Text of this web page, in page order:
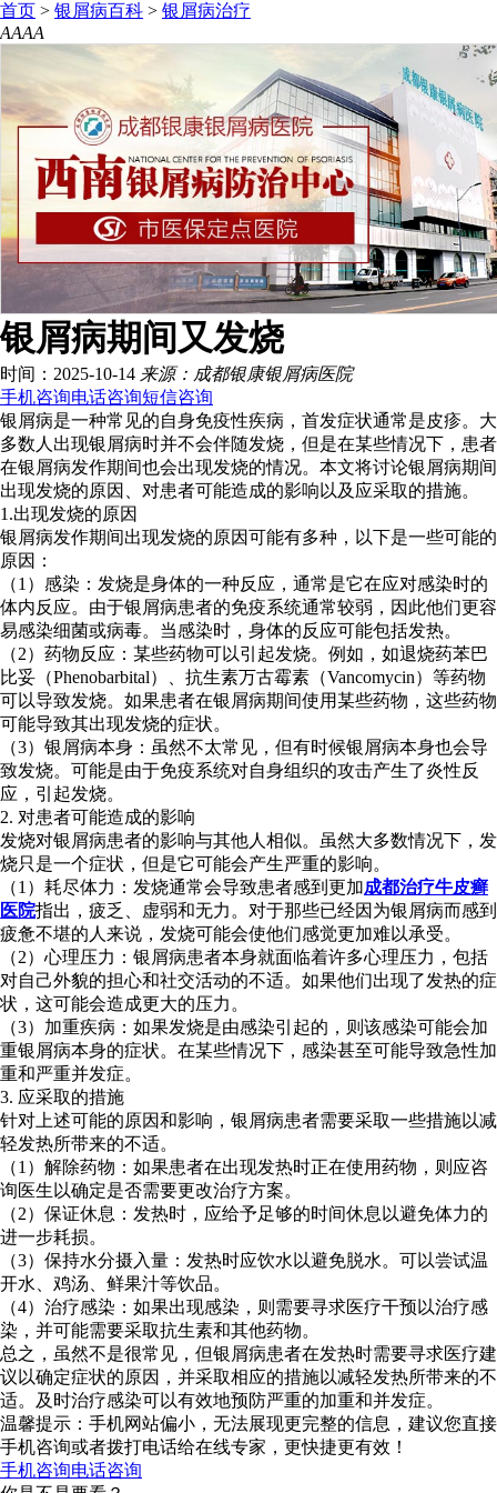
首页 > 银屑病百科 > 银屑病治疗
AAAA
银屑病期间又发烧
时间：2025-10-14 来源：成都银康银屑病医院
手机咨询电话咨询短信咨询
银屑病是一种常见的自身免疫性疾病，首发症状通常是皮疹。大
多数人出现银屑病时并不会伴随发烧，但是在某些情况下，患者
在银屑病发作期间也会出现发烧的情况。本文将讨论银屑病期间
出现发烧的原因、对患者可能造成的影响以及应采取的措施。
1.出现发烧的原因
银屑病发作期间出现发烧的原因可能有多种，以下是一些可能的
原因：
（1）感染：发烧是身体的一种反应，通常是它在应对感染时的
体内反应。由于银屑病患者的免疫系统通常较弱，因此他们更容
易感染细菌或病毒。当感染时，身体的反应可能包括发热。
（2）药物反应：某些药物可以引起发烧。例如，如退烧药苯巴
比妥（Phenobarbital）、抗生素万古霉素（Vancomycin）等药物
可以导致发烧。如果患者在银屑病期间使用某些药物，这些药物
可能导致其出现发烧的症状。
（3）银屑病本身：虽然不太常见，但有时候银屑病本身也会导
致发烧。可能是由于免疫系统对自身组织的攻击产生了炎性反
应，引起发烧。
2. 对患者可能造成的影响
发烧对银屑病患者的影响与其他人相似。虽然大多数情况下，发
烧只是一个症状，但是它可能会产生严重的影响。
（1）耗尽体力：发烧通常会导致患者感到更加成都治疗牛皮癣
医院指出，疲乏、虚弱和无力。对于那些已经因为银屑病而感到
疲惫不堪的人来说，发烧可能会使他们感觉更加难以承受。
（2）心理压力：银屑病患者本身就面临着许多心理压力，包括
对自己外貌的担心和社交活动的不适。如果他们出现了发热的症
状，这可能会造成更大的压力。
（3）加重疾病：如果发烧是由感染引起的，则该感染可能会加
重银屑病本身的症状。在某些情况下，感染甚至可能导致急性加
重和严重并发症。
3. 应采取的措施
针对上述可能的原因和影响，银屑病患者需要采取一些措施以减
轻发热所带来的不适。
（1）解除药物：如果患者在出现发热时正在使用药物，则应咨
询医生以确定是否需要更改治疗方案。
（2）保证休息：发热时，应给予足够的时间休息以避免体力的
进一步耗损。
（3）保持水分摄入量：发热时应饮水以避免脱水。可以尝试温
开水、鸡汤、鲜果汁等饮品。
（4）治疗感染：如果出现感染，则需要寻求医疗干预以治疗感
染，并可能需要采取抗生素和其他药物。
总之，虽然不是很常见，但银屑病患者在发热时需要寻求医疗建
议以确定症状的原因，并采取相应的措施以减轻发热所带来的不
适。及时治疗感染可以有效地预防严重的加重和并发症。
温馨提示：手机网站偏小，无法展现更完整的信息，建议您直接
手机咨询或者拨打电话给在线专家，更快捷更有效！
手机咨询电话咨询